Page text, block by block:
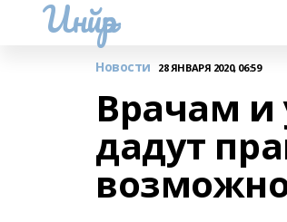
Инйәр
Новости 28 ЯНВАРЯ 2020, 06:59
Врачам и
дадут